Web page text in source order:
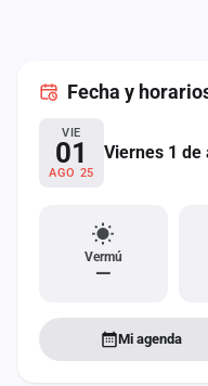
Fecha y
VIE
01
AGO 25
Viernes 1 de
Vermú
—
Mi agenda
Administración
Contacto